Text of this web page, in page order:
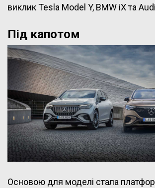
виклик Tesla Model Y, BMW iX та
Під капотом
Основою для моделі стала